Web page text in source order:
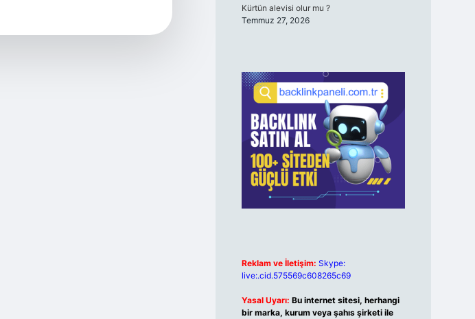
Kürtün alevisi olur mu ?
Temmuz 27, 2026
Reklam ve İletişim: Skype:
live:.cid.575569c608265c69
Yasal Uyarı: Bu internet sitesi, herhangi
bir marka, kurum veya şahıs şirketi ile